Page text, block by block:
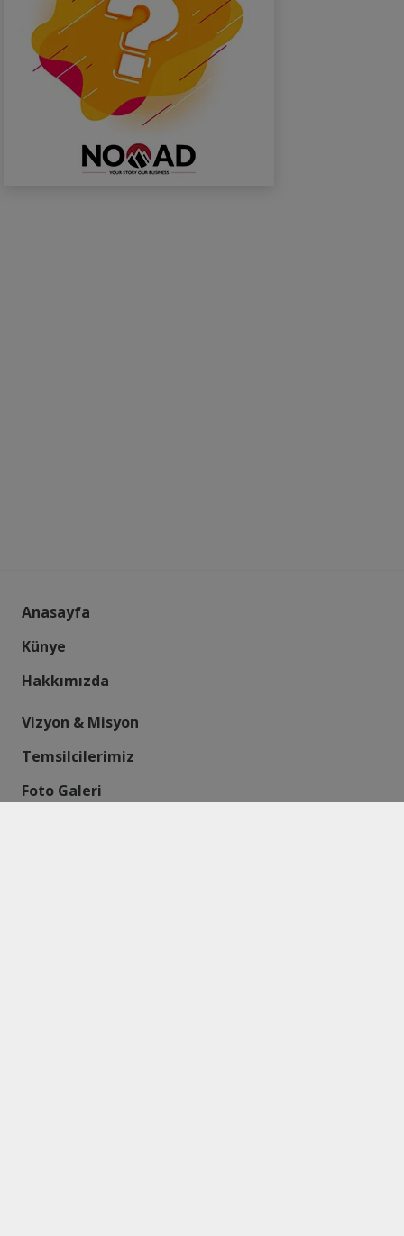
Anasayfa
Künye
Hakkımızda
Vizyon & Misyon
Temsilcilerimiz
Foto Galeri